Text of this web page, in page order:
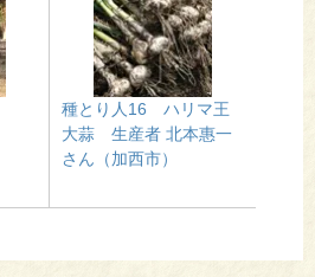
種とり人16 ハリマ王
大蒜 生産者 北本惠一
さん（加西市）